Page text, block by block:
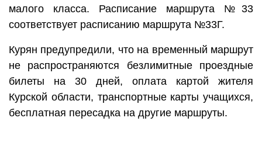
малого класса. Расписание маршрута №33
соответствует расписанию маршрута №33Г.
Курян предупредили, что на временный маршрут
не распространяются безлимитные проездные
билеты на 30 дней, оплата картой жителя
Курской области, транспортные карты учащихся,
бесплатная пересадка на другие маршруты.